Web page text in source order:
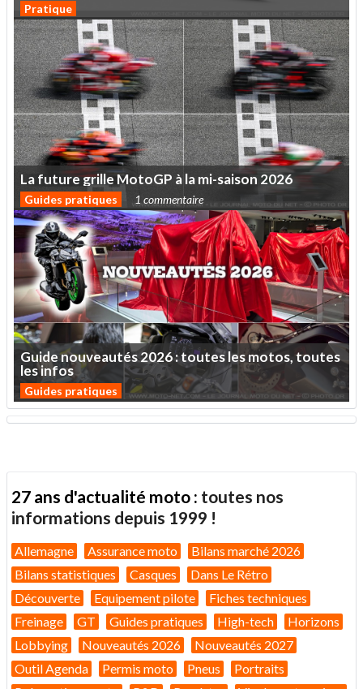
Pratique
Lafuturegrille MotoGP àlami-saison 2026
Guides pratiques 1 commentaire
Guidenouveautés2026:touteslesmotos,toutes
lesinfos
Guides pratiques
27 ans d'actualité moto : toutes nos
informations depuis 1999 !
Allemagne Assurance moto
Bilans marché 2026
Bilans statistiques
Casques
Dans Le Rétro
Découverte
Equipement pilote
Fiches techniques
Freinage
GT Guides pratiques High-tech
Horizons
Lobbying
Nouveautés 2026
Nouveautés 2027
Outil Agenda
Permis moto Pneus
Portraits